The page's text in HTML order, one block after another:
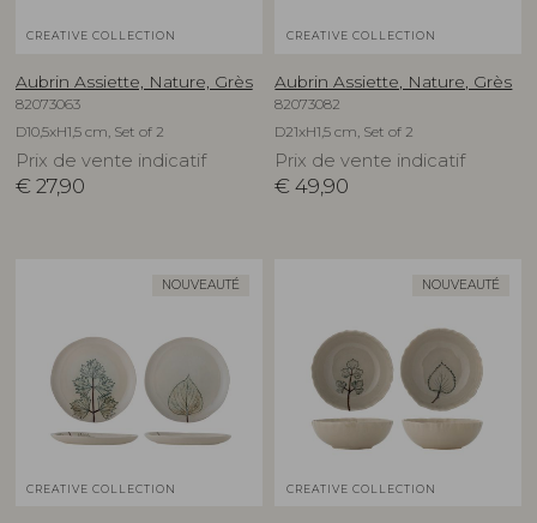
CREATIVE COLLECTION
Aubrin Assiette, Nature, Grès
82073063
D10,5xH1,5 cm, Set of 2
Prix de vente indicatif
€ 27,90
CREATIVE COLLECTION
Aubrin Assiette, Nature, Grès
82073082
D21xH1,5 cm, Set of 2
Prix de vente indicatif
€ 49,90
NOUVEAUTÉ
CREATIVE COLLECTION
NOUVEAUTÉ
CREATIVE COLLECTION